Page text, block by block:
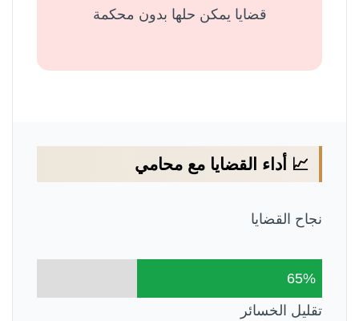
قضايا يمكن حلها بدون محكمة
📈 أداء القضايا مع محامي
نجاح القضايا
65%
تقليل الخسائر